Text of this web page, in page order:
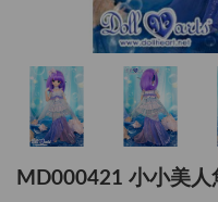
MD000421 小小美